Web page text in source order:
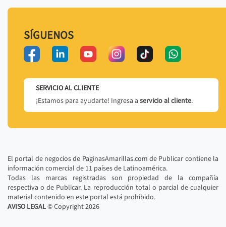
SÍGUENOS
SERVICIO AL CLIENTE
¡Estamos para ayudarte! Ingresa a servicio al cliente.
El portal de negocios de PaginasAmarillas.com de Publicar contiene la
información comercial de 11 países de Latinoamérica.
Todas las marcas registradas son propiedad de la compañía
respectiva o de Publicar. La reproducción total o parcial de cualquier
material contenido en este portal está prohibido.
AVISO LEGAL© Copyright2026